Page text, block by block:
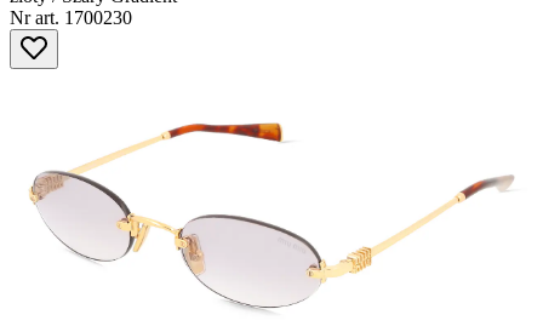
Nr art. 1700230